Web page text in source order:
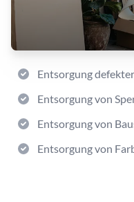
Entsorgung
Entsorgung von
Entsorgung von
Entsorgung von